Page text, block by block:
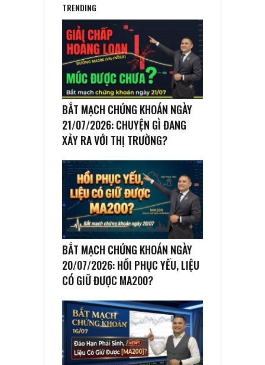
TRENDING
BẮT MẠCH CHỨNG KHOÁN NGÀY
21/07/2026: CHUYỆN GÌ ĐANG
XẢY RA VỚI THỊ TRƯỜNG?
BẮT MẠCH CHỨNG KHOÁN NGÀY
20/07/2026: HỒI PHỤC YẾU, LIỆU
CÓ GIỮ ĐƯỢC MA200?